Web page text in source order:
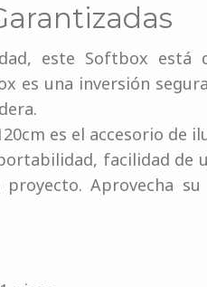
este Softbox
es una inversión
es el accesorio
facilidad
Aprovecha